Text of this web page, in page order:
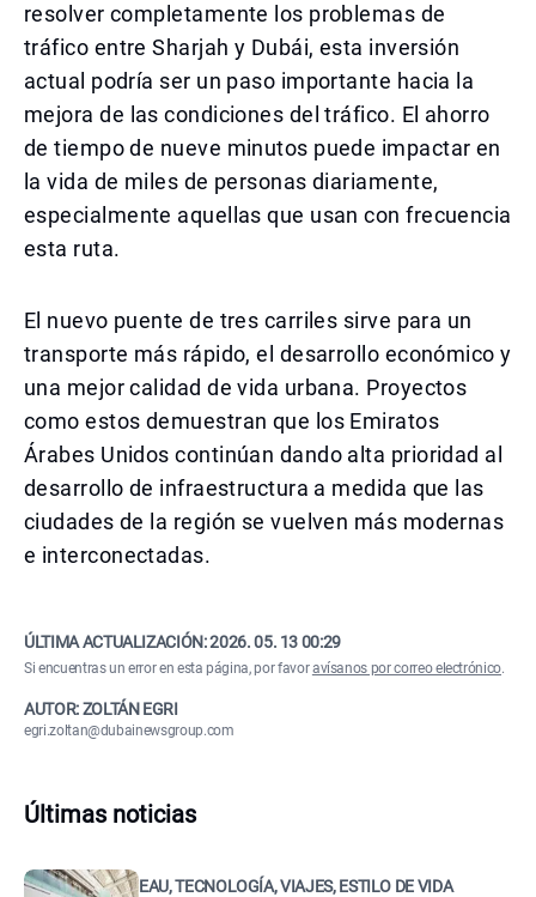
resolver completamente los problemas de
tráfico entre Sharjah y Dubái, esta inversión
actual podría ser un paso importante hacia la
mejora de las condiciones del tráfico. El ahorro
de tiempo de nueve minutos puede impactar en
la vida de miles de personas diariamente,
especialmente aquellas que usan con frecuencia
esta ruta.
El nuevo puente de tres carriles sirve para un
transporte más rápido, el desarrollo económico y
una mejor calidad de vida urbana. Proyectos
como estos demuestran que los Emiratos
Árabes Unidos continúan dando alta prioridad al
desarrollo de infraestructura a medida que las
ciudades de la región se vuelven más modernas
e interconectadas.
ÚLTIMA ACTUALIZACIÓN:2026. 05. 13 00:29
Si encuentras un error en esta página, por favoravísanos por correo electrónico.
AUTOR: ZOLTÁN EGRI
egri.zoltan@dubainewsgroup.com
Últimas noticias
EAU, TECNOLOGÍA, VIAJES, ESTILO DE VIDA